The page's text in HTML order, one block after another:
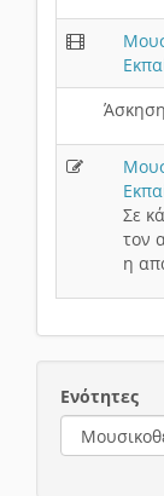
Άσκηση
Σε
τον
η
Ενότητες